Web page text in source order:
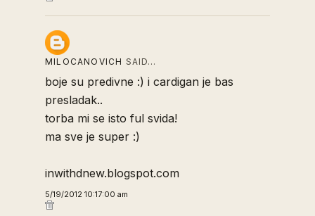
MILOCANOVICH SAID…
boje su predivne :) i cardigan je bas
presladak..
torba mi se isto ful svida!
ma sve je super :)
inwithdnew.blogspot.com
5/19/2012 10:17:00 am